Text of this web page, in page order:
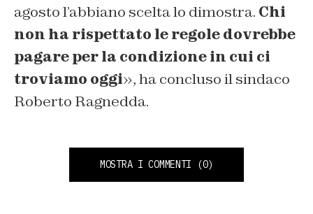
agosto l’abbiano scelta lo dimostra. Chi
non ha rispettato le regole dovrebbe
pagare per la condizione in cui ci
troviamo oggi», ha concluso il sindaco
Roberto Ragnedda.
MOSTRA I COMMENTI (0)